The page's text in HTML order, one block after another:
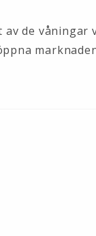
av de våningar